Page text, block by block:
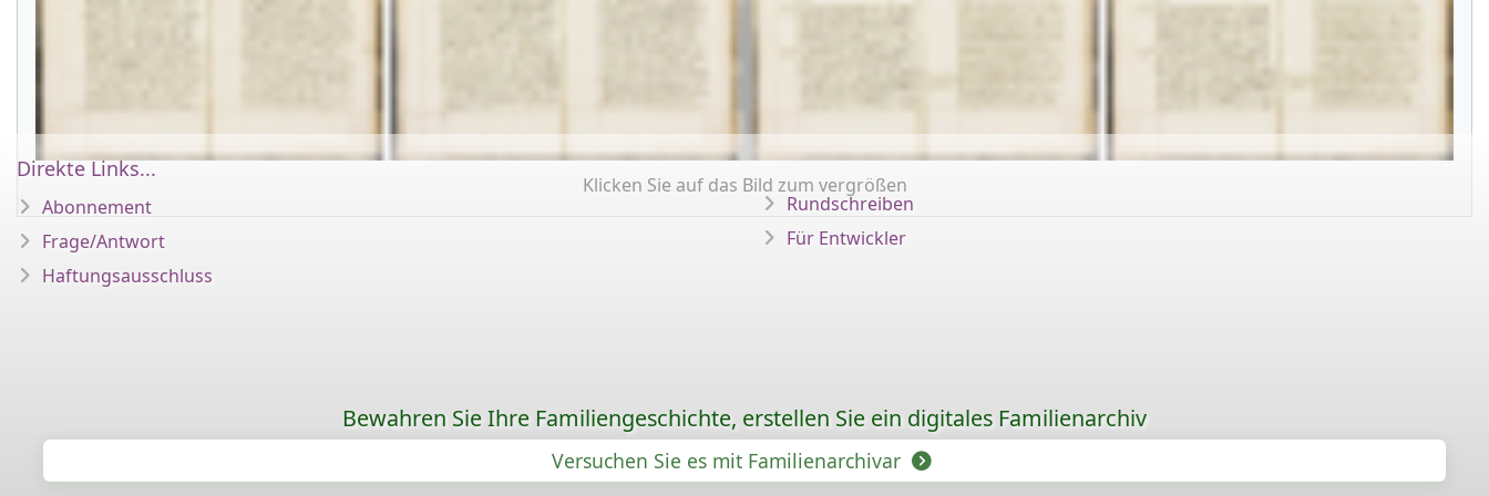
Klicken Sie auf das Bild zum vergrößen
Direkte Links...
Abonnement
Frage/Antwort
Haftungsausschluss
Rundschreiben
Für Entwickler
Bewahren Sie Ihre Familiengeschichte, erstellen Sie ein digitales Familienarchiv
Versuchen Sie es mit Familienarchivar